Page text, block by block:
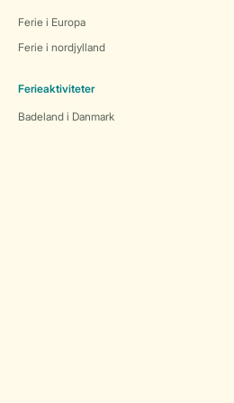
Ferie i Europa
Ferie i nordjylland
Ferieaktiviteter
Badeland i Danmark